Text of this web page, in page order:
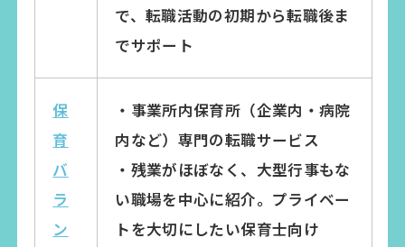
で、転職活動の初期から転職後ま
でサポート
保
育
バ
ラ
ン
・事業所内保育所（企業内・病院
内など）専門の転職サービス
・残業がほぼなく、大型行事もな
い職場を中心に紹介。プライベー
トを大切にしたい保育士向け